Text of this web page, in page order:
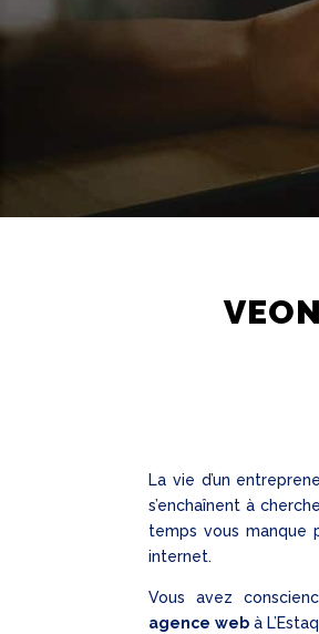
La vie d’un
s’enchaînent à
temps vous manque
internet.
Vous avez
agence webà